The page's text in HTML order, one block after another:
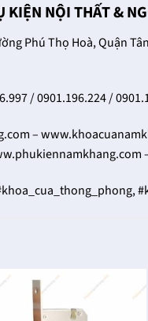
KIỆN NỘI THẤT &
Phú Thọ Hoà, Quận
/ 0901.196.224 /
–